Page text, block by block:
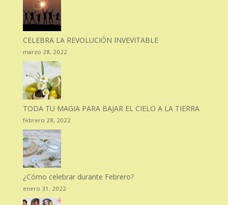
CELEBRA LA REVOLUCIÓN INVEVITABLE
marzo 28, 2022
TODA TU MAGIA PARA BAJAR EL CIELO A LA TIERRA
febrero 28, 2022
¿Cómo celebrar durante Febrero?
enero 31, 2022